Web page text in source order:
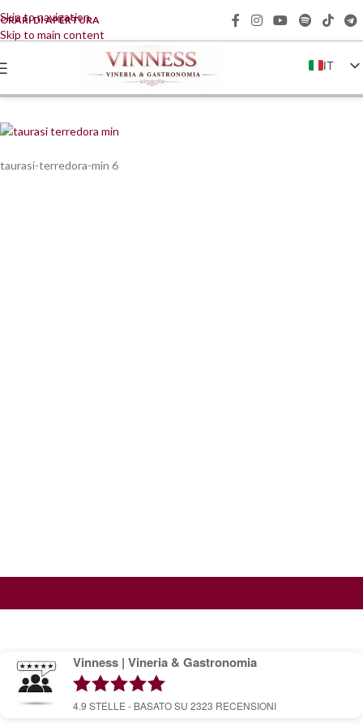
Skip to navigation
Skip to main content
ORARI DI APERTURA
IT
EN
taurasi-terredora-min 6
Vinness | Vineria & Gastronomia
4.9 STELLE - BASATO SU 2323 RECENSIONI